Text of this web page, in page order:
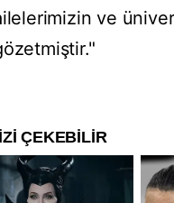
ve